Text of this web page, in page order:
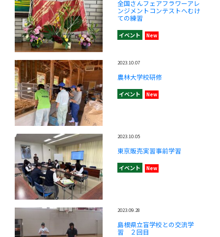
全国さんフェアフラワーアレ
ンジメントコンテストへむけ
ての練習
イベント New
2023.10.07
農林大学校研修
イベント New
2023.10.05
東京販売実習事前学習
イベント New
2023.09.28
島根県立盲学校との交流学
習 ２回目